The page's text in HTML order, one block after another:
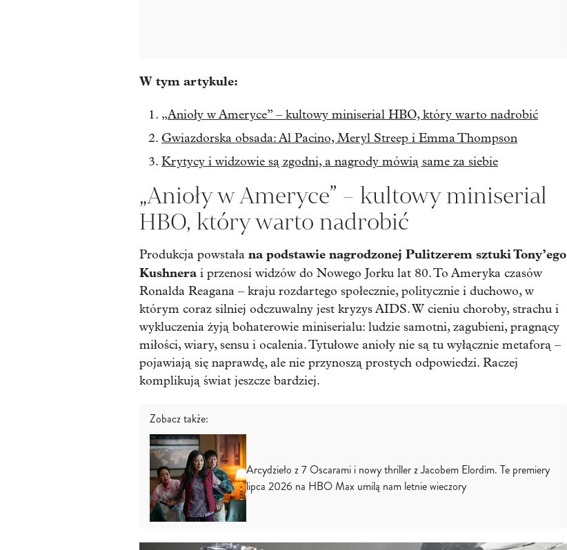
W tym artykule:
„Anioły w Ameryce” – kultowy miniserial HBO, który warto nadrobić
Gwiazdorska obsada: Al Pacino, Meryl Streep i Emma Thompson
Krytycy i widzowie są zgodni, a nagrody mówią same za siebie
„Anioły w Ameryce” – kultowy miniserial
HBO, który warto nadrobić
Produkcja powstała na podstawie nagrodzonej Pulitzerem sztuki Tony’ego
Kushnera i przenosi widzów do Nowego Jorku lat 80. To Ameryka czasów
Ronalda Reagana – kraju rozdartego społecznie, politycznie i duchowo, w
którym coraz silniej odczuwalny jest kryzys AIDS. W cieniu choroby, strachu i
wykluczenia żyją bohaterowie miniserialu: ludzie samotni, zagubieni, pragnący
miłości, wiary, sensu i ocalenia. Tytułowe anioły nie są tu wyłącznie metaforą –
pojawiają się naprawdę, ale nie przynoszą prostych odpowiedzi. Raczej
komplikują świat jeszcze bardziej.
Zobacz także:
Arcydzieło z 7 Oscarami i nowy thriller z Jacobem Elordim. Te premiery
lipca 2026 na HBO Max umilą nam letnie wieczory